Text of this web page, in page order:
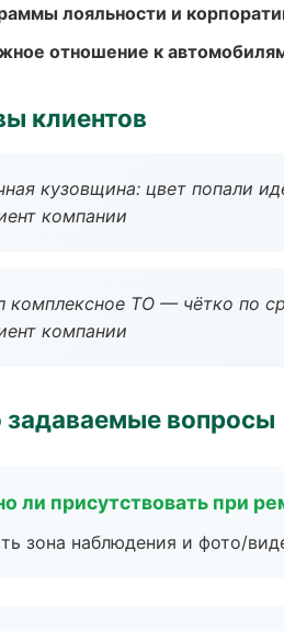
лояльности и
отношение к
клиентов
кузовщина: цвет попали
компании
комплексное ТО — чётко по
компании
задаваемые вопросы
ли присутствовать при
зона наблюдения и фото/